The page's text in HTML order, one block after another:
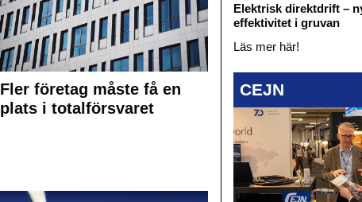
Fler företag måste få en
plats i totalförsvaret
Elektrisk direktdrift –
effektivitet i gruvan
Läs mer här!
CEJN